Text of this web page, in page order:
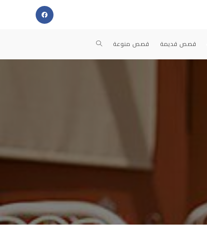
قصص قديمة قصص منوعة TOGGLE